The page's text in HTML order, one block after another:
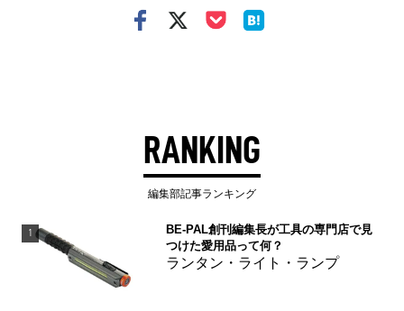
RANKING
編集部記事ランキング
1
BE-PAL創刊編集長が工具の専門店で見
つけた愛用品って何？
ランタン・ライト・ランプ